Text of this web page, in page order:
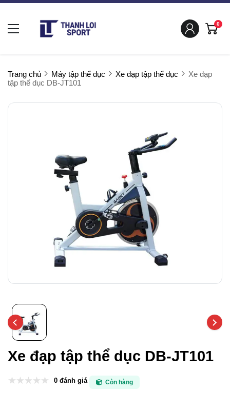
0
Trang chủ Máy tập thể dục Xe đạp tập thể dục
Xe đạp
tập thể dục DB-JT101
Xe đạp tập thể dục DB-JT101
0 đánh giá Còn hàng